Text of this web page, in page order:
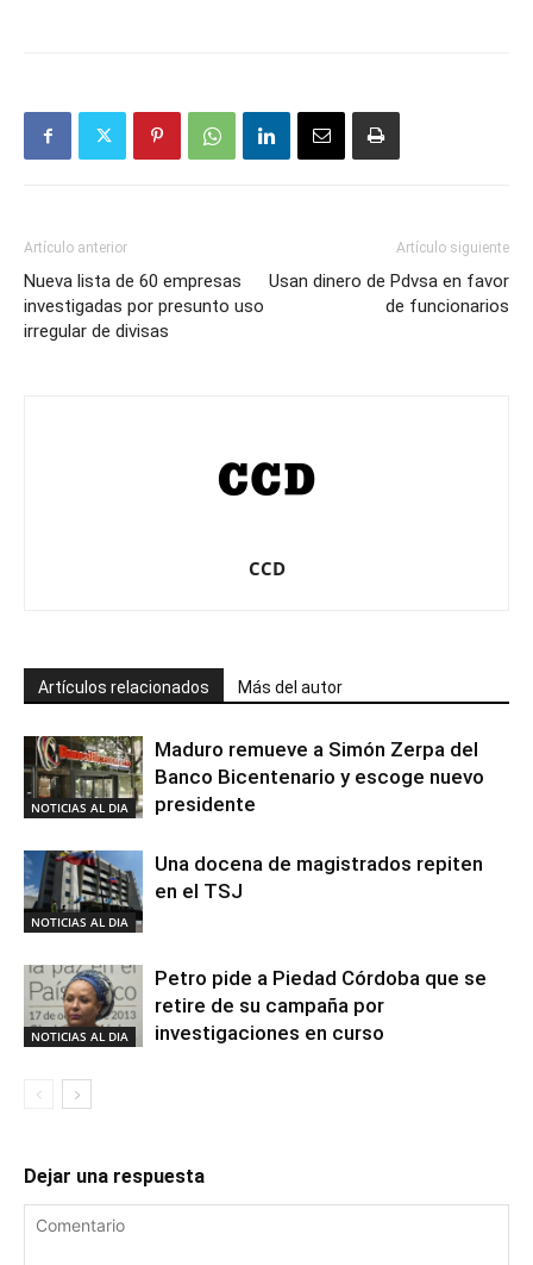
Artículo anterior
Nueva lista de 60 empresas
investigadas por presunto uso
irregular de divisas
Artículo siguiente
Usan dinero de Pdvsa en favor
de funcionarios
CCD
Artículos relacionados Más del autor
NOTICIAS AL DIA
Maduro remueve a Simón Zerpa del
Banco Bicentenario y escoge nuevo
presidente
NOTICIAS AL DIA
Una docena de magistrados repiten
en el TSJ
NOTICIAS AL DIA
Petro pide a Piedad Córdoba que se
retire de su campaña por
investigaciones en curso
Dejar una respuesta